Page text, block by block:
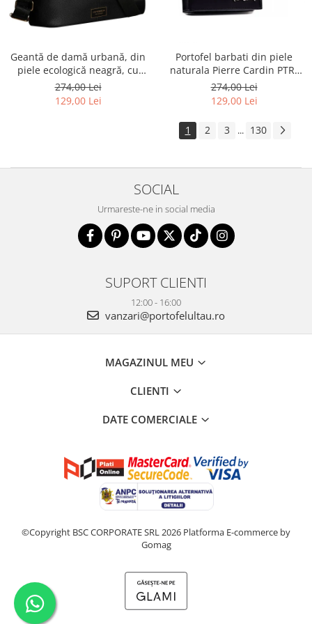
Geantă de damă urbană, din
piele ecologică neagră, cu
curea reglabilă - Peterson
PTR-PTN JK6-06-6642
274,00 Lei
129,00 Lei
Portofel barbati din piele
naturala Pierre Cardin PTR-
8806 TILAK51
274,00 Lei
129,00 Lei
1 2 3 ... 130
SOCIAL
Urmareste-ne in social media
SUPORT CLIENTI
12:00 - 16:00
vanzari@portofelultau.ro
MAGAZINUL MEU
CLIENTI
DATE COMERCIALE
©Copyright BSC CORPORATE SRL 2026 Platforma E-commerce by
Gomag